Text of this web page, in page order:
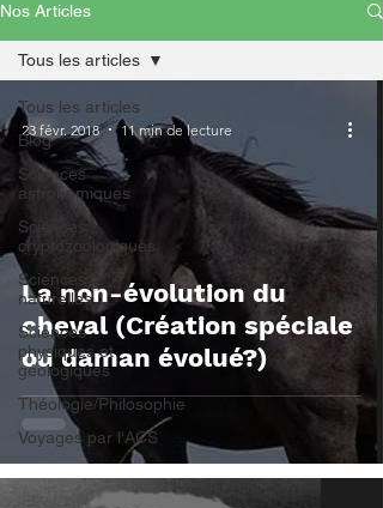
Nos Articles
Tous les articles
Blog
Sciences
astronomiques
Sciences
cryptozoologiques
Sciences
naturelles
Sciences
physiques et
géologiques
Théologie/Philosophie
Voyages par l'ACS
Tous les articles
La non-évolution du
cheval (Création spéciale
ou daman évolué?)
23 févr. 2018 11 min de lecture